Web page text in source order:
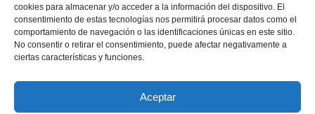
cookies para almacenar y/o acceder a la información del dispositivo. El
consentimiento de estas tecnologías nos permitirá procesar datos como el
comportamiento de navegación o las identificaciones únicas en este sitio.
No consentir o retirar el consentimiento, puede afectar negativamente a
ciertas características y funciones.
Aceptar